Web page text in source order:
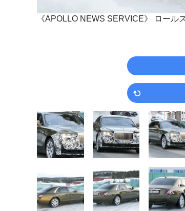
《APOLLO NEWS SERVICE》 ロール